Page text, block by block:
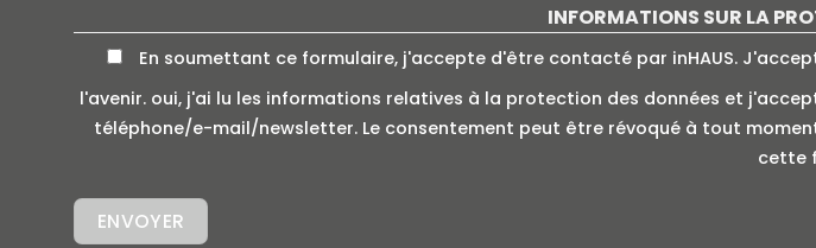
INFORMATIONS SUR LA
En soumettant ce formulaire, j'accepte d'être contacté par inHAUS.
l'avenir. oui, j'ai lu les informations relatives à la protection des données et
téléphone/e-mail/newsletter. Le consentement peut être révoqué à tout
cette